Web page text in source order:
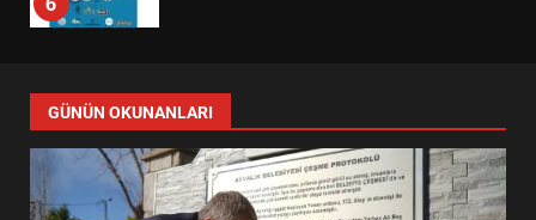
7
YENİ YÖNETİM NASIL
ŞEKİLLENDİ?
GÜNÜN OKUNANLARI